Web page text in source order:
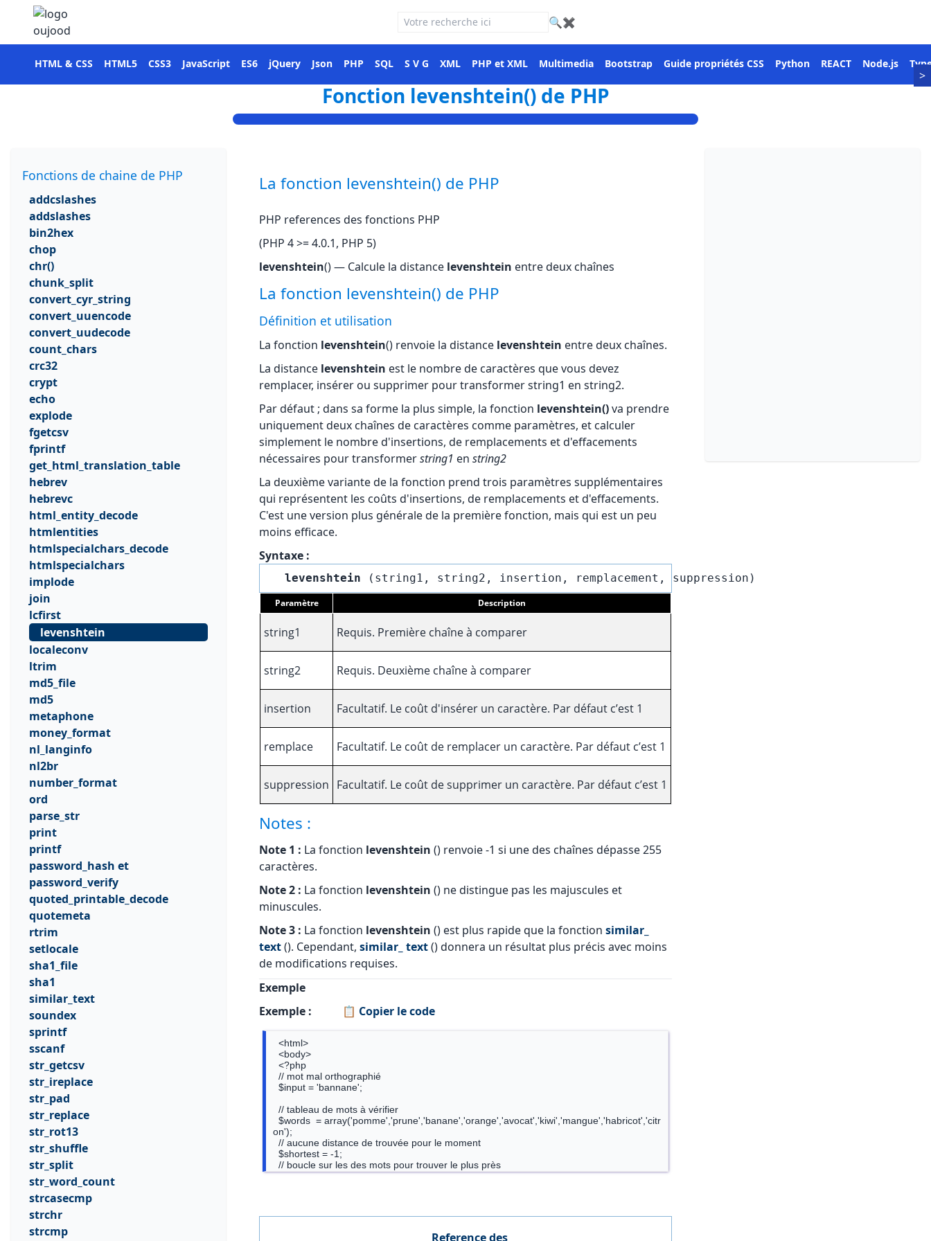
🔍 ✖
HTML & CSS HTML5 CSS3 JavaScript ES6 jQuery Json PHP SQL S V G XML PHP et XML Multimedia Bootstrap Guide propriétés CSS Python REACT Node.js
>
Fonction levenshtein() de PHP
Fonctions de chaine de PHP
addcslashes
addslashes
bin2hex
chop
chr()
chunk_split
convert_cyr_string
convert_uuencode
convert_uudecode
count_chars
crc32
crypt
echo
explode
fgetcsv
fprintf
get_html_translation_table
hebrev
hebrevc
html_entity_decode
htmlentities
htmlspecialchars_decode
htmlspecialchars
implode
join
lcfirst
levenshtein
localeconv
ltrim
md5_file
md5
metaphone
money_format
nl_langinfo
nl2br
number_format
ord
parse_str
print
printf
password_hash et
password_verify
quoted_printable_decode
quotemeta
rtrim
setlocale
sha1_file
sha1
similar_text
soundex
sprintf
sscanf
str_getcsv
str_ireplace
str_pad
str_replace
str_rot13
str_shuffle
str_split
str_word_count
strcasecmp
strchr
strcmp
La fonction levenshtein() de PHP
PHP references des fonctions PHP
(PHP 4 >= 4.0.1, PHP 5)
levenshtein() — Calcule la distance levenshtein entre deux chaînes
La fonction levenshtein() de PHP
Définition et utilisation
La fonction levenshtein() renvoie la distance levenshtein entre deux chaînes.
La distance levenshtein est le nombre de caractères que vous devez
remplacer, insérer ou supprimer pour transformer string1 en string2.
Par défaut ; dans sa forme la plus simple, la fonction levenshtein()va prendre
uniquement deux chaînes de caractères comme paramètres, et calculer
simplement le nombre d'insertions, de remplacements et d'effacements
nécessaires pour transformerstring1 en string2
La deuxième variante de la fonction prend trois paramètres supplémentaires
qui représentent les coûts d'insertions, de remplacements et d'effacements.
C'est une version plus générale de la première fonction, mais qui est un peu
moins efficace.
Syntaxe :
levenshtein
Paramètre Description
string1 Requis. Première chaîne à comparer
string2 Requis. Deuxième chaîne à comparer
insertion Facultatif. Le coût d'insérer un caractère. Par défaut c’est 1
remplace Facultatif. Le coût de remplacer un caractère. Par défaut c’est 1
suppression Facultatif. Le coût de supprimer un caractère. Par défaut c’est 1
Notes :
Note 1 : La fonction levenshtein () renvoie -1 si une des chaînes dépasse 255
caractères.
Note 2 : La fonction levenshtein () ne distingue pas les majuscules et
minuscules.
Note 3 : La fonction levenshtein () est plus rapide que la fonction similar_
text(). Cependant, similar_ text() donnera un résultat plus précis avec moins
de modifications requises.
Exemple
Exemple :
📋 Copier le code
on');
  foreach ($words as $word) {
Reference des